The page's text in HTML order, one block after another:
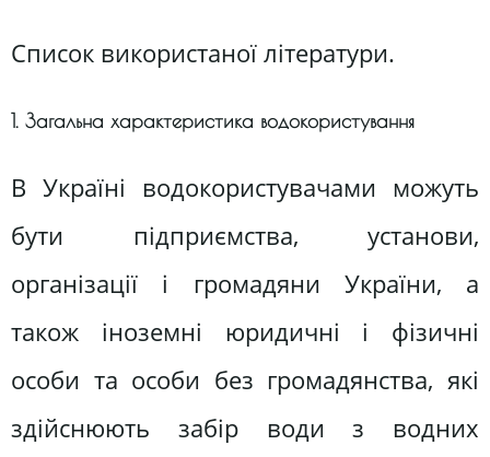
Список використаної літератури.
1. Загальна характеристика водокористування
В Україні водокористувачами можуть
бути підприємства, установи,
організації і громадяни України, а
також іноземні юридичні і фізичні
особи та особи без громадянства, які
здійснюють забір води з водних